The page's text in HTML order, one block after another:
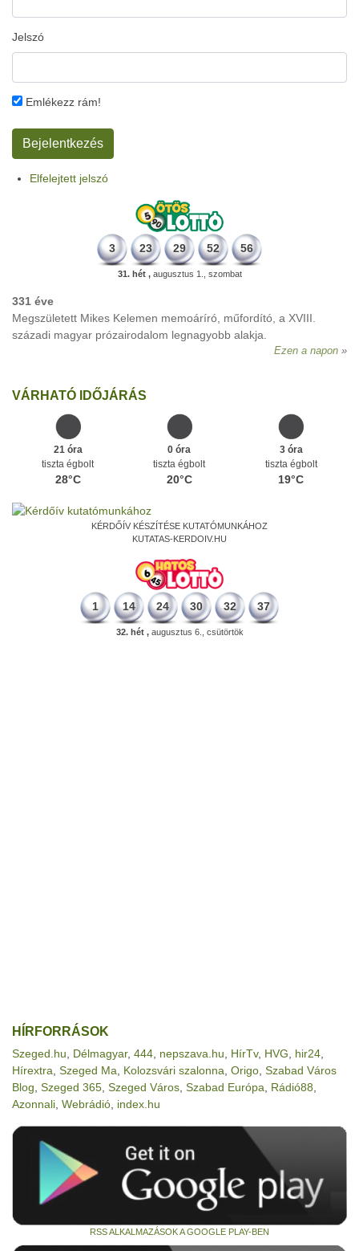
Jelszó
Emlékezz rám!
Elfelejtett jelszó
3 23 29 52 56
31. hét ,augusztus 1., szombat
331 éve
Megszületett Mikes Kelemen memoáríró, műfordító, a XVIII.
századi magyar prózairodalom legnagyobb alakja.
Ezen a napon
VÁRHATÓ IDŐJÁRÁS
21 óra
tiszta égbolt
28°C
0 óra
tiszta égbolt
20°C
3 óra
tiszta égbolt
19°C
KÉRDŐÍV KÉSZÍTÉSE KUTATÓMUNKÁHOZ
KUTATAS-KERDOIV.HU
1 14 24 30 32 37
32. hét ,augusztus 6., csütörtök
HÍRFORRÁSOK
Szeged.hu Délmagyar, 444 nepszava.hu HírTv, HVG hir24
Hírextra Szeged Ma Kolozsvári szalonna Origo Szabad Város
Blog Szeged 365 Szeged Város Szabad Európa Rádió88
Azonnali Webrádió index.hu
RSS ALKALMAZÁSOK A GOOGLE PLAY-BEN